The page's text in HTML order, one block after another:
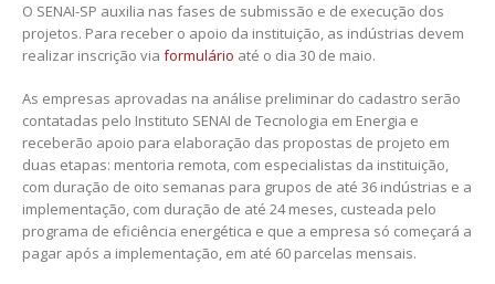
O SENAI-SP auxilia nas fases de submissão e de execução dos
projetos. Para receber o apoio da instituição, as indústrias devem
realizar inscrição via formulário até o dia 30 de maio.
As empresas aprovadas na análise preliminar do cadastro serão
contatadas pelo Instituto SENAI de Tecnologia em Energia e
receberão apoio para elaboração das propostas de projeto em
duas etapas: mentoria remota, com especialistas da instituição,
com duração de oito semanas para grupos de até 36 indústrias e a
implementação, com duração de até 24 meses, custeada pelo
programa de eficiência energética e que a empresa só começará a
pagar após a implementação, em até 60 parcelas mensais.